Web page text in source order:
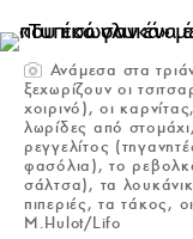
Ανάμεσα στα
ξεχωρίζουν οι
χοιρινό), οι
λωρίδες από
ρεγγελίτος
φασόλια), το
σάλτσα), τα
πιπεριές, τα τάκος,
M.Hulot/Lifo